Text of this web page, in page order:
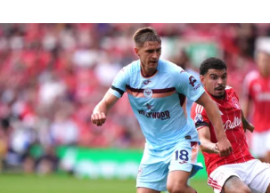
КІБЕРСПОРТ
ЧС-2026
ФУТЗАЛ
ІНШІ